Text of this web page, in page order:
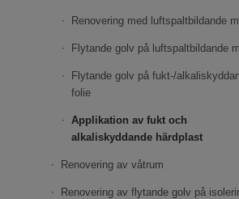
Renovering med luftspaltbildande
Flytande golv på luftspaltbildande
Flytande golv på fukt-/
folie
Applikation av fukt och
alkaliskyddande härdplast
Renovering av våtrum
Renovering av flytande golv på